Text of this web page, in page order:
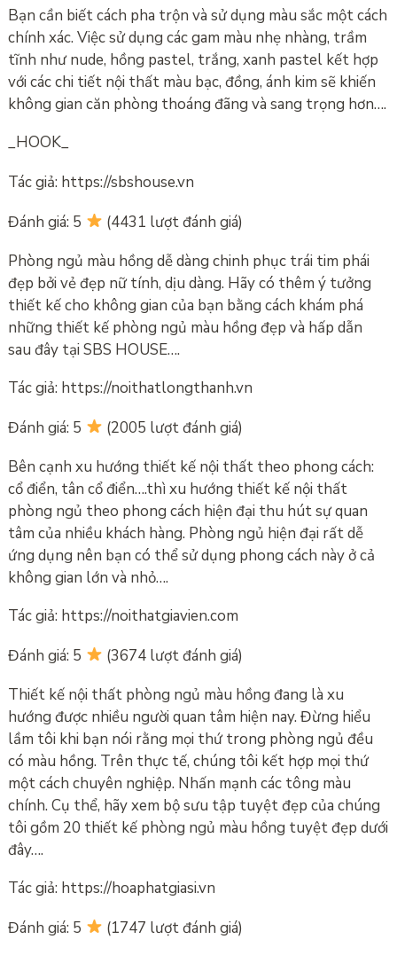
Bạn cần biết cách pha trộn và sử dụng màu sắc một cách
chính xác. Việc sử dụng các gam màu nhẹ nhàng, trầm
tĩnh như nude, hồng pastel, trắng, xanh pastel kết hợp
với các chi tiết nội thất màu bạc, đồng, ánh kim sẽ khiến
không gian căn phòng thoáng đãng và sang trọng hơn….
_HOOK_
Tác giả: https://sbshouse.vn
Đánh giá: 5
(4431 lượt đánh giá)
Phòng ngủ màu hồng dễ dàng chinh phục trái tim phái
đẹp bởi vẻ đẹp nữ tính, dịu dàng. Hãy có thêm ý tưởng
thiết kế cho không gian của bạn bằng cách khám phá
những thiết kế phòng ngủ màu hồng đẹp và hấp dẫn
sau đây tại SBS HOUSE….
Tác giả: https://noithatlongthanh.vn
Đánh giá: 5
(2005 lượt đánh giá)
Bên cạnh xu hướng thiết kế nội thất theo phong cách:
cổ điển, tân cổ điển….thì xu hướng thiết kế nội thất
phòng ngủ theo phong cách hiện đại thu hút sự quan
tâm của nhiều khách hàng. Phòng ngủ hiện đại rất dễ
ứng dụng nên bạn có thể sử dụng phong cách này ở cả
không gian lớn và nhỏ….
Tác giả: https://noithatgiavien.com
Đánh giá: 5
(3674 lượt đánh giá)
Thiết kế nội thất phòng ngủ màu hồng đang là xu
hướng được nhiều người quan tâm hiện nay. Đừng hiểu
lầm tôi khi bạn nói rằng mọi thứ trong phòng ngủ đều
có màu hồng. Trên thực tế, chúng tôi kết hợp mọi thứ
một cách chuyên nghiệp. Nhấn mạnh các tông màu
chính. Cụ thể, hãy xem bộ sưu tập tuyệt đẹp của chúng
tôi gồm 20 thiết kế phòng ngủ màu hồng tuyệt đẹp dưới
đây….
Tác giả: https://hoaphatgiasi.vn
Đánh giá: 5
(1747 lượt đánh giá)